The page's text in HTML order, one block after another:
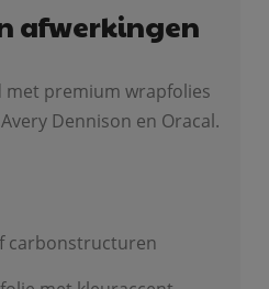
afwerkingen
premium wrapfolies
Dennison en Oracal.
carbonstructuren